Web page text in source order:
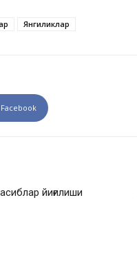
Янгиликлар
Facebook
йиғилиши